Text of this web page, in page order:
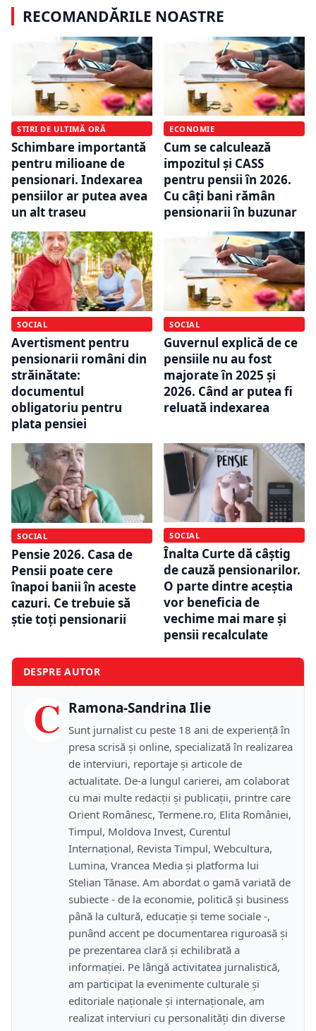
RECOMANDĂRILE NOASTRE
ȘTIRI DE ULTIMĂ ORĂ
Schimbare importantă
pentru milioane de
pensionari. Indexarea
pensiilor ar putea avea
un alt traseu
ECONOMIE
Cum se calculează
impozitul și CASS
pentru pensii în 2026.
Cu câți bani rămân
pensionarii în buzunar
SOCIAL
Avertisment pentru
pensionarii români din
străinătate:
documentul
obligatoriu pentru
plata pensiei
SOCIAL
Guvernul explică de ce
pensiile nu au fost
majorate în 2025 și
2026. Când ar putea fi
reluată indexarea
SOCIAL
Pensie 2026. Casa de
Pensii poate cere
înapoi banii în aceste
cazuri. Ce trebuie să
știe toți pensionarii
SOCIAL
Înalta Curte dă câștig
de cauză pensionarilor.
O parte dintre aceștia
vor beneficia de
vechime mai mare și
pensii recalculate
DESPRE AUTOR
C Ramona-Sandrina Ilie
Sunt jurnalist cu peste 18 ani de experiență în
presa scrisă și online, specializată în realizarea
de interviuri, reportaje și articole de
actualitate. De-a lungul carierei, am colaborat
cu mai multe redacții și publicații, printre care
Orient Românesc, Termene.ro, Elita României,
Timpul, Moldova Invest, Curentul
Internațional, Revista Timpul, Webcultura,
Lumina, Vrancea Media și platforma lui
Stelian Tănase. Am abordat o gamă variată de
subiecte - de la economie, politică și business
până la cultură, educație și teme sociale -,
punând accent pe documentarea riguroasă și
pe prezentarea clară și echilibrată a
informației. Pe lângă activitatea jurnalistică,
am participat la evenimente culturale și
editoriale naționale și internaționale, am
realizat interviuri cu personalități din diverse